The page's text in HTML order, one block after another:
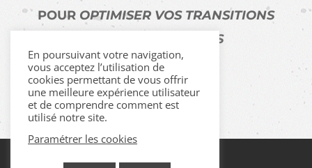
POUR OPTIMISER VOS TRANSITIONS
PROFESSIONNELLES
C'est par ici
En poursuivant votre navigation,
vous acceptez l’utilisation de
cookies permettant de vous offrir
une meilleure expérience utilisateur
et de comprendre comment est
utilisé notre site.
Paramétrer les cookies